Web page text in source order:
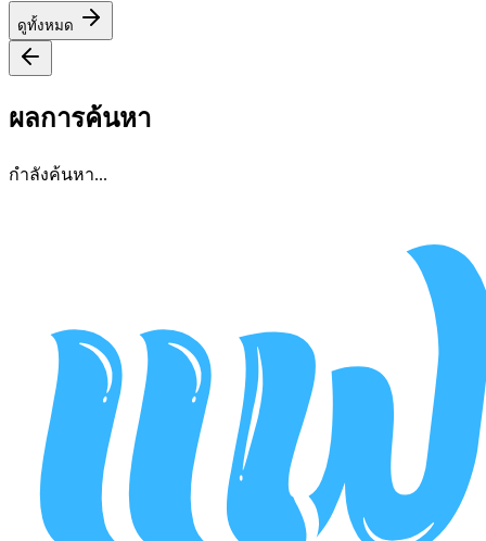
ดูทั้งหมด
ผลการค้นหา
กำลังค้นหา...